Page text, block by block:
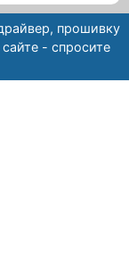
прошивку
- спросите